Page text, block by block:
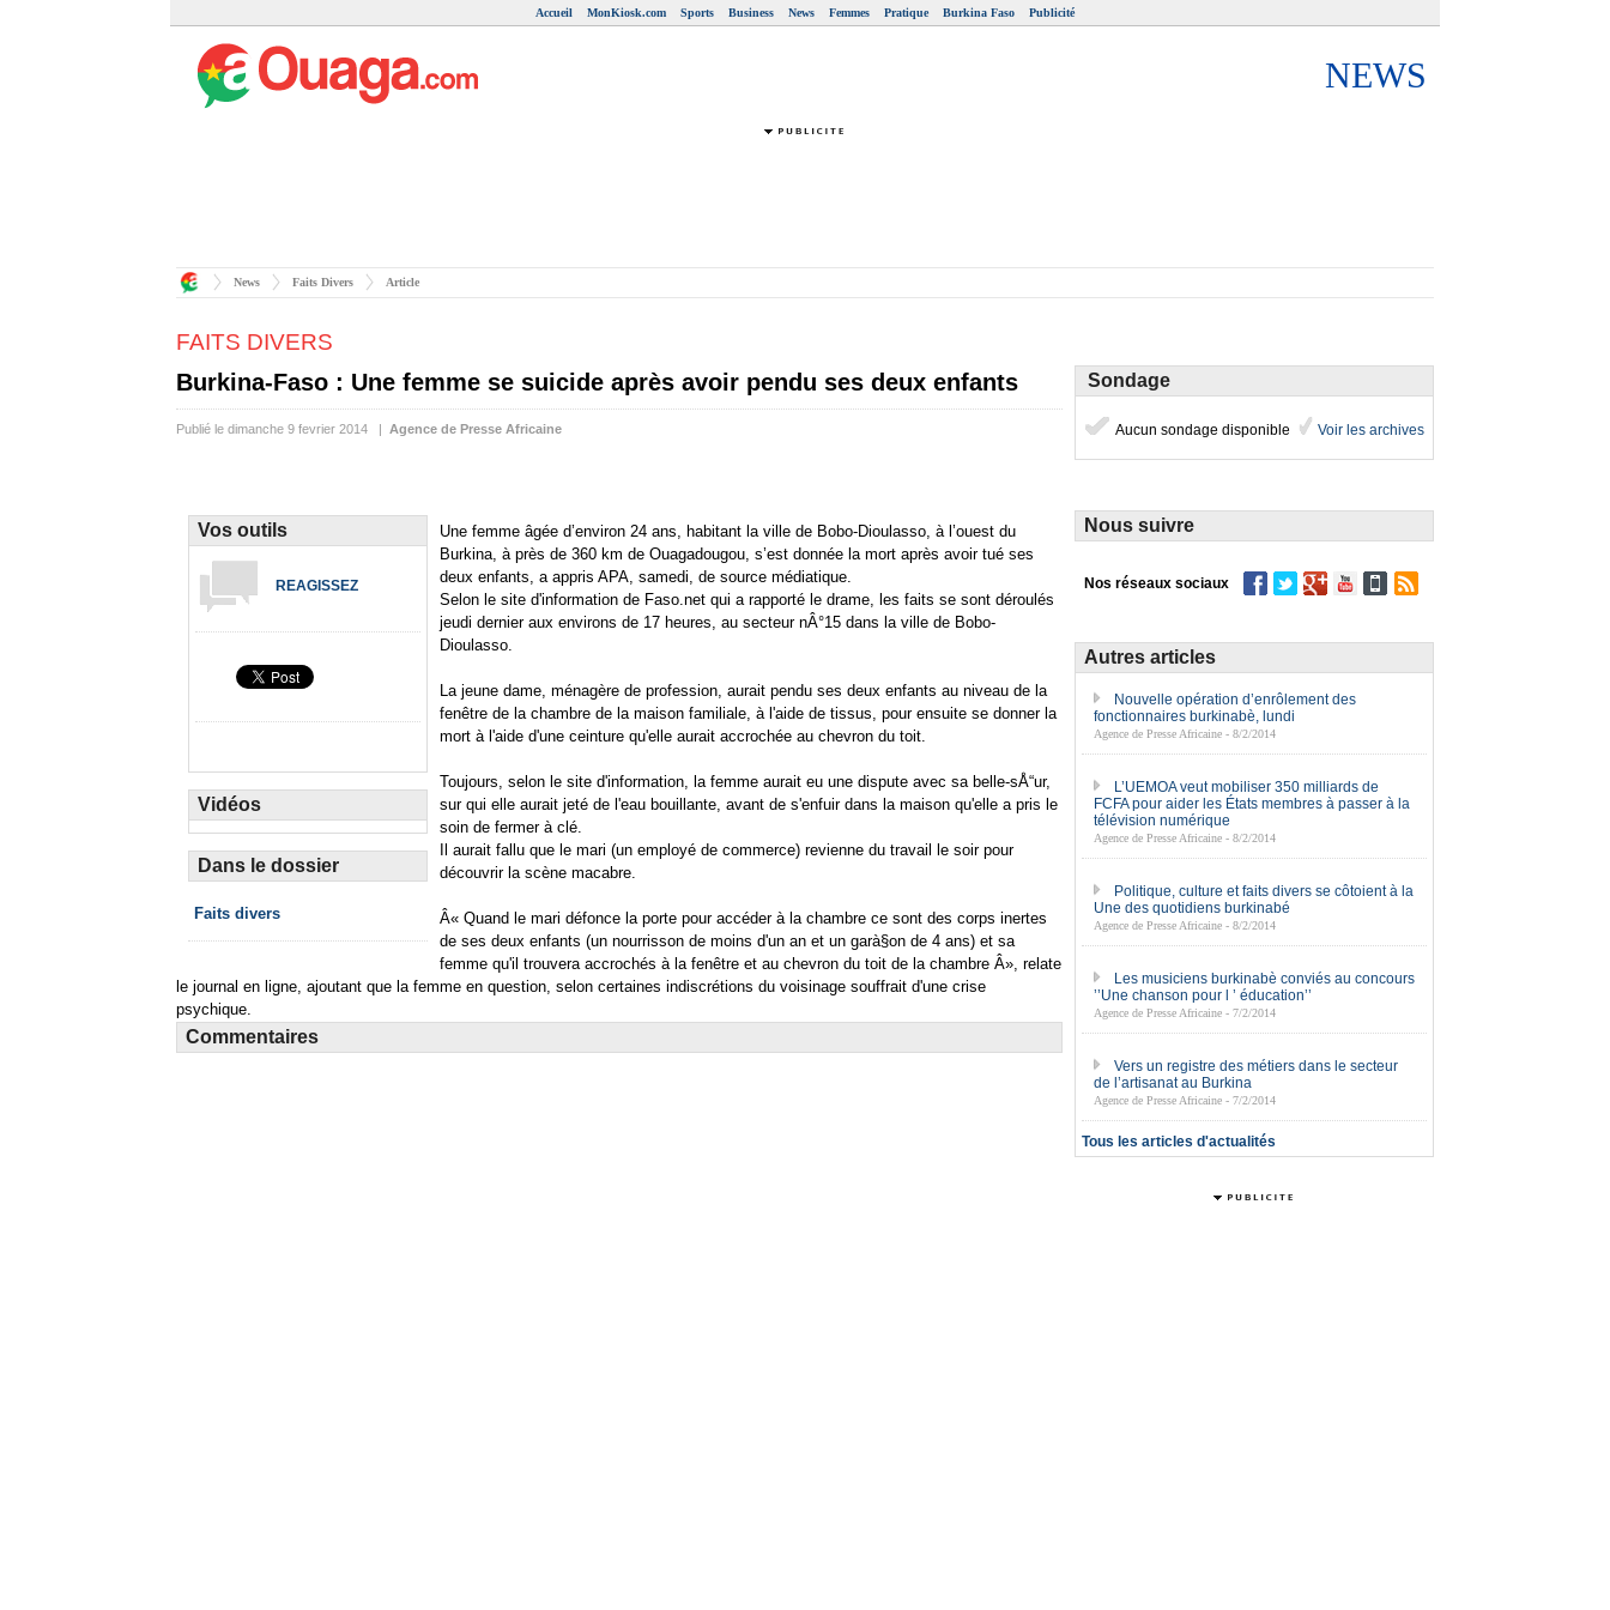
Accueil MonKiosk.com Sports Business News Femmes Pratique Burkina Faso Publicité
NEWS
News Faits Divers Article
Sondage
Aucun sondage disponible Voir les archives
Nous suivre
Nos réseaux sociaux
Autres articles
Nouvelle opération d’enrôlement des
fonctionnaires burkinabè, lundi
Agence de Presse Africaine - 8/2/2014
L’UEMOA veut mobiliser 350 milliards de
FCFA pour aider les États membres à passer à la
télévision numérique
Agence de Presse Africaine - 8/2/2014
Politique, culture et faits divers se côtoient à la
Une des quotidiens burkinabé
Agence de Presse Africaine - 8/2/2014
Les musiciens burkinabè conviés au concours
’’Une chanson pour l ’ éducation’’
Agence de Presse Africaine - 7/2/2014
Vers un registre des métiers dans le secteur
de l’artisanat au Burkina
Agence de Presse Africaine - 7/2/2014
Tous les articles d'actualités
FAITS DIVERS
Burkina-Faso : Une femme se suicide après avoir pendu ses deux enfants
Publié le dimanche 9 fevrier 2014 | Agence de Presse Africaine
Vos outils
REAGISSEZ
Vidéos
Dans le dossier
Faits divers
Une femme âgée d’environ 24 ans, habitant la ville de Bobo-Dioulasso, à l’ouest du
Burkina, à près de 360 km de Ouagadougou, s’est donnée la mort après avoir tué ses
deux enfants, a appris APA, samedi, de source médiatique.
Selon le site d'information de Faso.net qui a rapporté le drame, les faits se sont déroulés
jeudi dernier aux environs de 17 heures, au secteur nÂ°15 dans la ville de Bobo-
Dioulasso.
La jeune dame, ménagère de profession, aurait pendu ses deux enfants au niveau de la
fenêtre de la chambre de la maison familiale, à l'aide de tissus, pour ensuite se donner la
mort à l'aide d'une ceinture qu'elle aurait accrochée au chevron du toit.
Toujours, selon le site d'information, la femme aurait eu une dispute avec sa belle-sÅ“ur,
sur qui elle aurait jeté de l'eau bouillante, avant de s'enfuir dans la maison qu'elle a pris le
soin de fermer à clé.
Il aurait fallu que le mari (un employé de commerce) revienne du travail le soir pour
découvrir la scène macabre.
Â« Quand le mari défonce la porte pour accéder à la chambre ce sont des corps inertes
de ses deux enfants (un nourrisson de moins d'un an et un garà§on de 4 ans) et sa
femme qu'il trouvera accrochés à la fenêtre et au chevron du toit de la chambre Â», relate
le journal en ligne, ajoutant que la femme en question, selon certaines indiscrétions du voisinage souffrait d'une crise
psychique.
Commentaires